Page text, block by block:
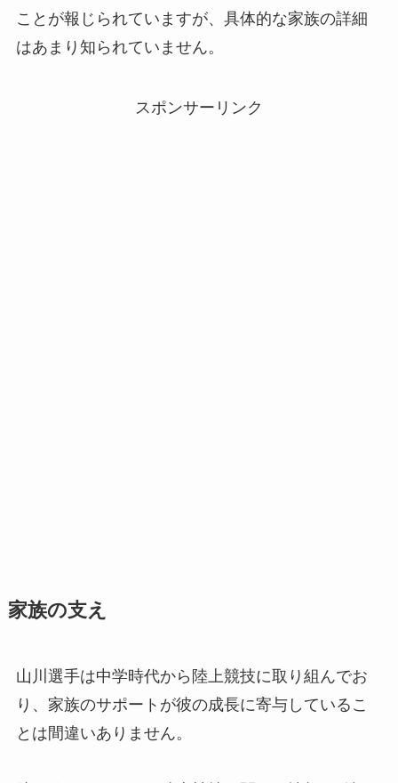
ことが報じられていますが、具体的な家族の詳細
はあまり知られていません。
スポンサーリンク
家族の支え
山川選手は中学時代から陸上競技に取り組んでお
り、家族のサポートが彼の成長に寄与しているこ
とは間違いありません。